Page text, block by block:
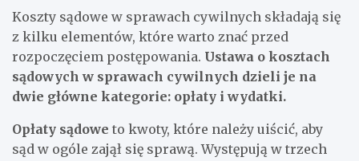
Koszty sądowe w sprawach cywilnych składają się
z kilku elementów, które warto znać przed
rozpoczęciem postępowania. Ustawa o kosztach
sądowych w sprawach cywilnych dzieli je na
dwie główne kategorie: opłaty i wydatki.
Opłaty sądowe to kwoty, które należy uiścić, aby
sąd w ogóle zajął się sprawą. Występują w trzech